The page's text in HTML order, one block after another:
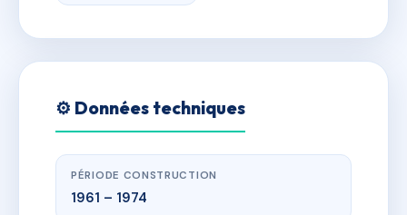
⚙️ Données techniques
PÉRIODE CONSTRUCTION
1961 – 1974